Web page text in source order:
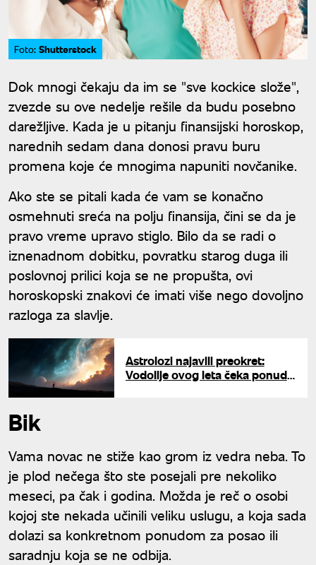
Foto: Shutterstock
Dok mnogi čekaju da im se "sve kockice slože",
zvezde su ove nedelje rešile da budu posebno
darežljive. Kada je u pitanju finansijski horoskop,
narednih sedam dana donosi pravu buru
promena koje će mnogima napuniti novčanike.
Ako ste se pitali kada će vam se konačno
osmehnuti sreća na polju finansija, čini se da je
pravo vreme upravo stiglo. Bilo da se radi o
iznenadnom dobitku, povratku starog duga ili
poslovnoj prilici koja se ne propušta, ovi
horoskopski znakovi će imati više nego dovoljno
razloga za slavlje.
Astrolozi najavili preokret:
Vodolije ovog leta čeka ponuda
Bik
Vama novac ne stiže kao grom iz vedra neba. To
je plod nečega što ste posejali pre nekoliko
meseci, pa čak i godina. Možda je reč o osobi
kojoj ste nekada učinili veliku uslugu, a koja sada
dolazi sa konkretnom ponudom za posao ili
saradnju koja se ne odbija.